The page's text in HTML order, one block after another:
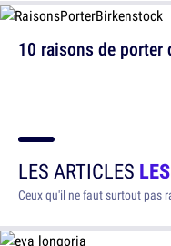
10 raisons de porter
LES ARTICLES
Ceux qu'il ne faut surtout pas